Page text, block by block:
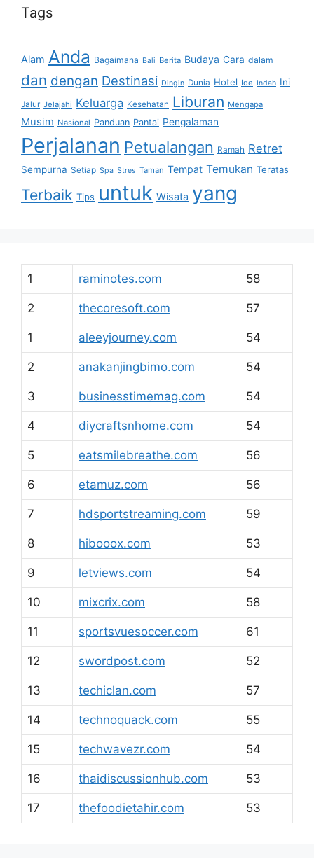
Tags
Alam Anda Bagaimana Bali Berita Budaya Cara dalam
dan dengan Destinasi Dingin Dunia Hotel Ide Indah Ini
Jalur Jelajahi Keluarga Kesehatan Liburan Mengapa
Musim Nasional Panduan Pantai Pengalaman
Perjalanan Petualangan Ramah Retret
Sempurna Setiap Spa Stres Taman Tempat Temukan Teratas
Terbaik Tips untuk Wisata yang
1 raminotes.com 58
2 thecoresoft.com 57
1 aleeyjourney.com 54
2 anakanjingbimo.com 54
3 businesstimemag.com 54
4 diycraftsnhome.com 54
5 eatsmilebreathe.com 56
6 etamuz.com 56
7 hdsportstreaming.com 59
8 hibooox.com 53
9 letviews.com 54
10 mixcrix.com 58
11 sportsvuesoccer.com 61
12 swordpost.com 52
13 techiclan.com 57
14 technoquack.com 55
15 techwavezr.com 54
16 thaidiscussionhub.com 53
17 thefoodietahir.com 53